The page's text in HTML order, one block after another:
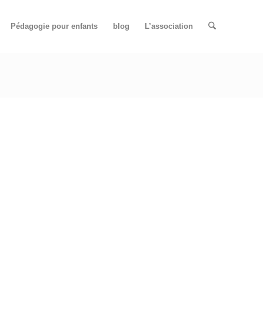
Pédagogie pour enfants blog L’association